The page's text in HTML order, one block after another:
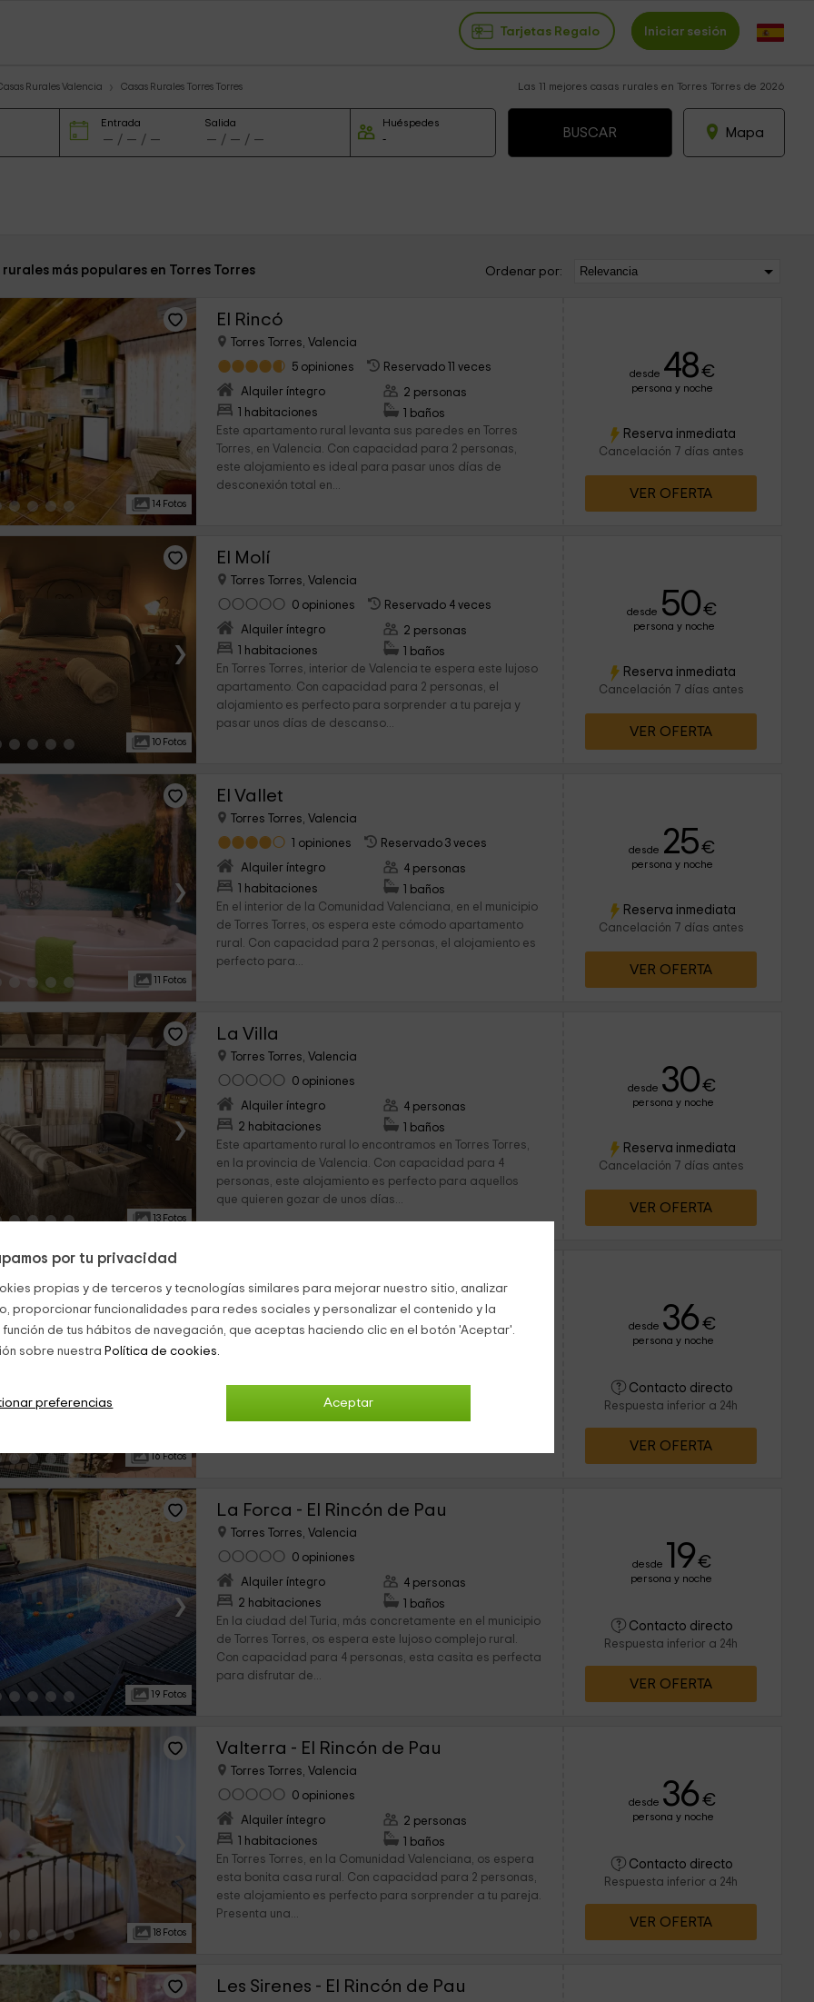
por tu privacidad
propias y de terceros y tecnologías similares para mejorar nuestro sitio, analizar
proporcionar funcionalidades para redes sociales y personalizar el contenido y la
de tus hábitos de navegación, que aceptas haciendo clic en el botón 'Aceptar'.
sobre nuestra Política de cookies.
Aceptar
preferencias
Tarjetas Regalo Iniciar sesión
Rurales Valencia Casas Rurales Torres Torres Las 11 mejores casas rurales en Torres Torres de 2026
Entrada Salida Huéspedes
Mapa
rurales más populares en Torres Torres Ordenar por:
14 Fotos
El Rincó
Torres Torres, Valencia
5 opiniones
Reservado 11 veces
Alquiler íntegro
1 habitaciones
2 personas
1 baños
Este apartamento rural levanta sus paredes en Torres
Torres, en Valencia. Con capacidad para 2 personas,
este alojamiento es ideal para pasar unos días de
desconexión total en...
desde 48€
persona y noche
Reserva inmediata
Cancelación 7 días antes
VER OFERTA
›
10 Fotos
El Molí
Torres Torres, Valencia
0 opiniones
Reservado 4 veces
Alquiler íntegro
1 habitaciones
2 personas
1 baños
En Torres Torres, interior de Valencia te espera este lujoso
apartamento. Con capacidad para 2 personas, el
alojamiento es perfecto para sorprender a tu pareja y
pasar unos días de descanso...
desde 50€
persona y noche
Reserva inmediata
Cancelación 7 días antes
VER OFERTA
›
11 Fotos
El Vallet
Torres Torres, Valencia
1 opiniones
Reservado 3 veces
Alquiler íntegro
1 habitaciones
4 personas
1 baños
En el interior de la Comunidad Valenciana, en el municipio
de Torres Torres, os espera este cómodo apartamento
rural. Con capacidad para 2 personas, el alojamiento es
perfecto para...
desde 25€
persona y noche
Reserva inmediata
Cancelación 7 días antes
VER OFERTA
›
13 Fotos
La Villa
Torres Torres, Valencia
0 opiniones
Alquiler íntegro
2 habitaciones
4 personas
1 baños
Este apartamento rural lo encontramos en Torres Torres,
en la provincia de Valencia. Con capacidad para 4
personas, este alojamiento es perfecto para aquellos
que quieren gozar de unos días...
desde 30€
persona y noche
Reserva inmediata
Cancelación 7 días antes
VER OFERTA
›
16 Fotos
Torres Torres, Valencia
0 opiniones
Reservado 1 veces
En Torres Torres, municipio del interior de Valencia, os
espera esta romántica casa rural. Con capacidad para
2 personas, este alojamiento está pensado para pasar
desde 36 €
persona y noche
Contacto directo
Respuesta inferior a 24h
VER OFERTA
›
19 Fotos
La Forca - El Rincón de Pau
Torres Torres, Valencia
0 opiniones
Alquiler íntegro
2 habitaciones
4 personas
1 baños
En la ciudad del Turia, más concretamente en el municipio
de Torres Torres, os espera este lujoso complejo rural.
Con capacidad para 4 personas, esta casita es perfecta
para disfrutar de...
desde 19€
persona y noche
Contacto directo
Respuesta inferior a 24h
VER OFERTA
›
18 Fotos
Valterra - El Rincón de Pau
Torres Torres, Valencia
0 opiniones
Alquiler íntegro
1 habitaciones
2 personas
1 baños
En Torres Torres, en la Comunidad Valenciana, os espera
esta bonita casa rural. Con capacidad para 2 personas,
este alojamiento es perfecto para sorprender a tu pareja.
Presenta una...
desde 36 €
persona y noche
Contacto directo
Respuesta inferior a 24h
VER OFERTA
Les Sirenes - El Rincón de Pau